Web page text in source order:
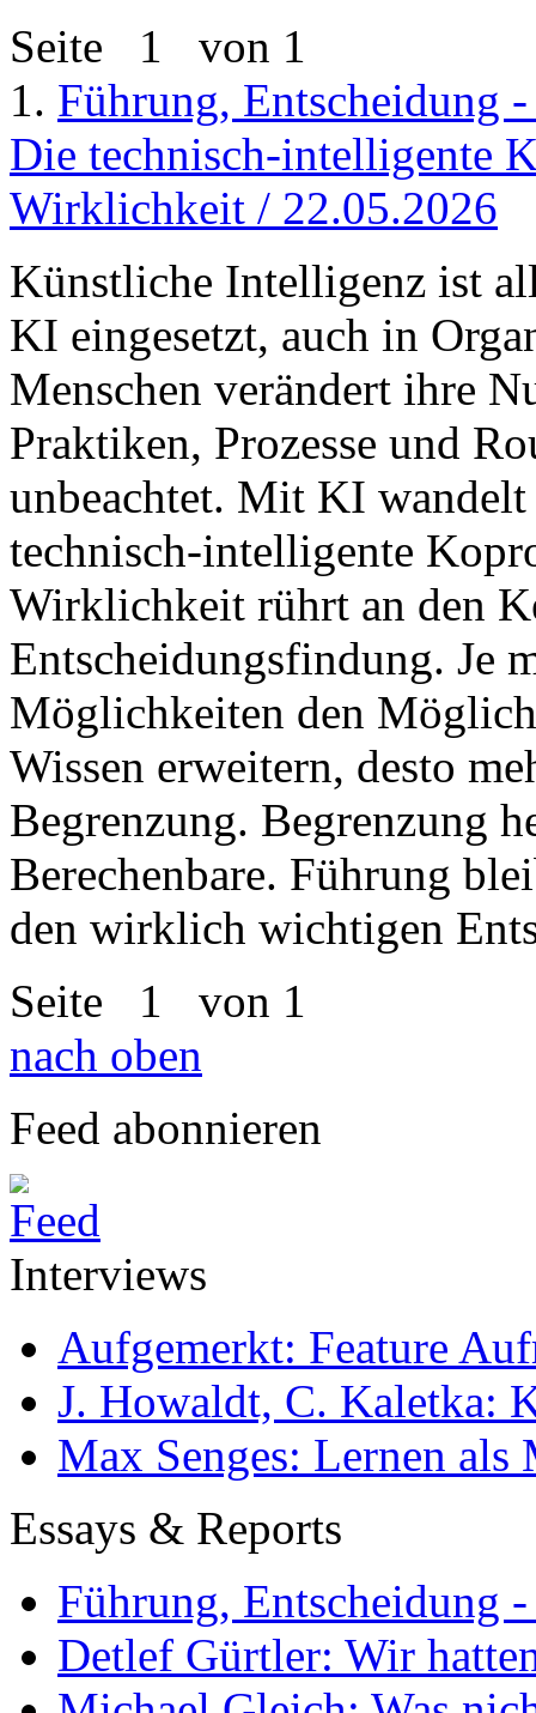
Seite 1 von 1
1. Führung, Entscheidung
Die technisch-intelligente
Wirklichkeit / 22.05.2026
Künstliche Intelligenz ist
KI eingesetzt, auch in
Menschen verändert ihre
Praktiken, Prozesse und
unbeachtet. Mit KI
technisch-intelligente
Wirklichkeit rührt an den
Entscheidungsfindung. Je
Möglichkeiten den
Wissen erweitern, desto
Begrenzung. Begrenzung
Berechenbare. Führung
den wirklich wichtigen
Seite 1 von 1
nach oben
Feed abonnieren
Interviews
Aufgemerkt: Feature
J. Howaldt, C. Kaletka:
Max Senges: Lernen als
Essays & Reports
Führung, Entscheidung
Detlef Gürtler: Wir